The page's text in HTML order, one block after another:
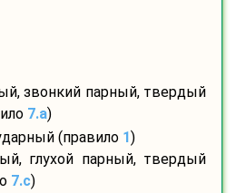
звонкий парный, твердый
7.a)
(правило 1)
глухой парный, твердый
7.c)